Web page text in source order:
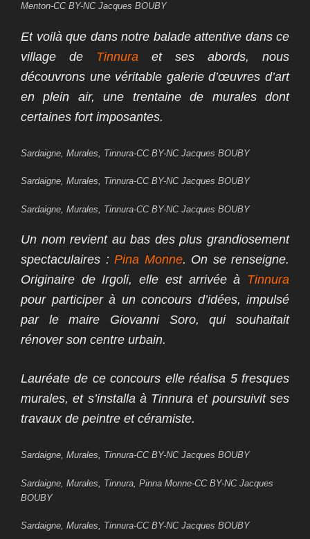
Menton-CC BY-NC Jacques BOUBY
Et voilà que dans notre balade attentive dans ce
village de Tinnura et ses abords, nous
découvrons une véritable galerie d’œuvres d’art
en plein air, une trentaine de murales dont
certaines fort imposantes.
Sardaigne, Murales, Tinnura-CC BY-NC Jacques BOUBY
Sardaigne, Murales, Tinnura-CC BY-NC Jacques BOUBY
Sardaigne, Murales, Tinnura-CC BY-NC Jacques BOUBY
Un nom revient au bas des plus grandiosement
spectaculaires : Pina Monne. On se renseigne.
Originaire de Irgoli, elle est arrivée à Tinnura
pour participer à un concours d’idées, impulsé
par le maire Giovanni Soro, qui souhaitait
rénover son centre urbain.
Lauréate de ce concours elle réalisa 5 fresques
murales, et s’installa à Tinnura et poursuivit ses
travaux de peintre et céramiste.
Sardaigne, Murales, Tinnura-CC BY-NC Jacques BOUBY
Sardaigne, Murales, Tinnura, Pinna Monne-CC BY-NC Jacques
BOUBY
Sardaigne, Murales, Tinnura-CC BY-NC Jacques BOUBY